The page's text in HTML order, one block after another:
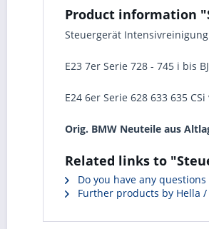
Product information
Steuergerät
E23 7er Serie 728 - 745 i bis
E24 6er Serie 628 633 635 CSi
Orig. BMW Neuteile aus
Related links to
Do you have any
Further products by Hella /